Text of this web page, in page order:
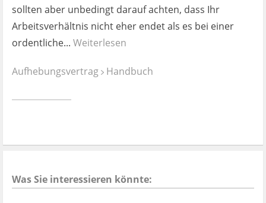
Aufhebungsvertrag
Wann lohnt er sich?
Zeugnis
Ist es wirklich gut?
News
Impressum
sollten aber unbedingt darauf achten, dass Ihr
Arbeitsverhältnis nicht eher endet als es bei einer
ordentliche... Weiterlesen
Aufhebungsvertrag Handbuch
Was Sie interessieren könnte: